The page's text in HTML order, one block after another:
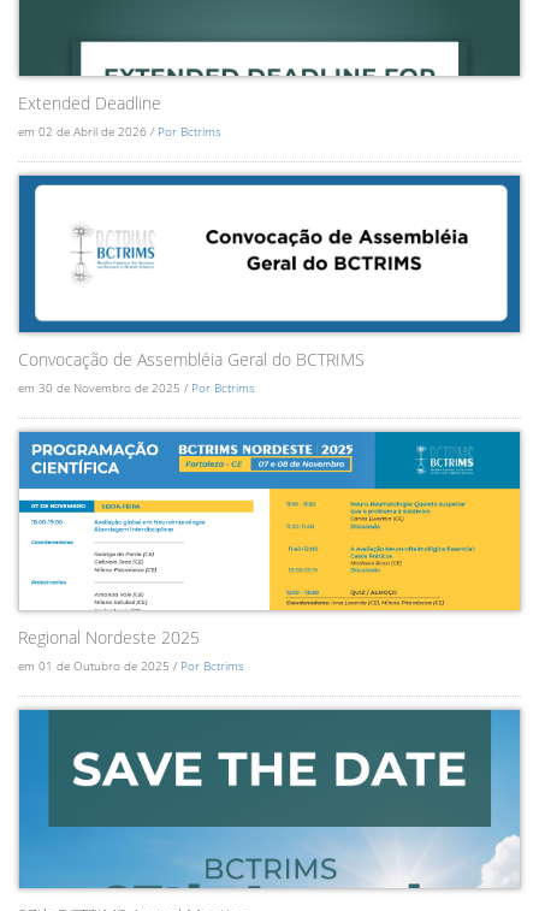
Extended Deadline
em 02 de Abril de 2026 / Por Bctrims
Convocação de Assembléia Geral do BCTRIMS
em 30 de Novembro de 2025 / Por Bctrims
Regional Nordeste 2025
em 01 de Outubro de 2025 / Por Bctrims